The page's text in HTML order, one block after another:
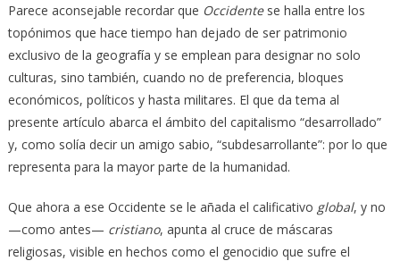
Parece aconsejable recordar que Occidentese halla entre los
topónimos que hace tiempo han dejado de ser patrimonio
exclusivo de la geografía y se emplean para designar no solo
culturas, sino también, cuando no de preferencia, bloques
económicos, políticos y hasta militares. El que da tema al
presente artículo abarca el ámbito del capitalismo “desarrollado”
y, como solía decir un amigo sabio, “subdesarrollante”: por lo que
representa para la mayor parte de la humanidad.
Que ahora a ese Occidente se le añada el calificativo global, y no
—como antes— cristiano, apunta al cruce de máscaras
religiosas, visible en hechos como el genocidio que sufre el